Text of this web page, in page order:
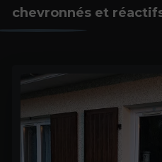
chevronnés et